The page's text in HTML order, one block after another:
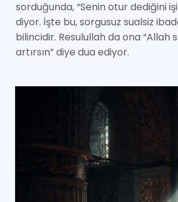
sorduğunda, “Senin otur dediğini
diyor. İşte bu, sorgusuz sualsiz
bilincidir. Resulullah da ona “Allah
artırsın” diye dua ediyor.